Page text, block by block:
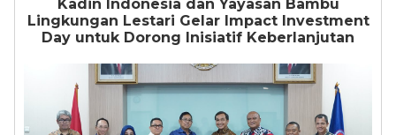
Kadin Indonesia dan Yayasan Bambu
Lingkungan Lestari Gelar Impact Investment
Day untuk Dorong Inisiatif Keberlanjutan